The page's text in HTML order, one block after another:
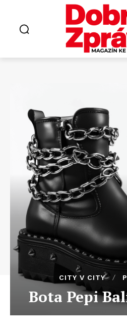
CITY V CITY
Bota Pepi